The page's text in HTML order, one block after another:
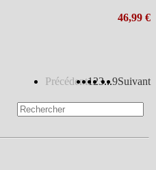
46,99 €
Précédent123...9Suivant